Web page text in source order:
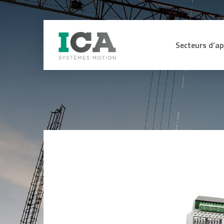
Secteurs
Secteur Médical
Energie
Industrie du bois
Engins de TP
Capteurs d’efforts et de couple